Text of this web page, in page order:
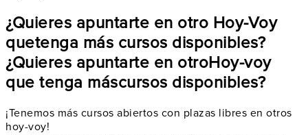
¿Quieres apuntarte en otro Hoy-Voy
quetenga más cursos disponibles?
¿Quieres apuntarte en otroHoy-voy
que tenga máscursos disponibles?
¡Tenemos más cursos abiertos con plazas libres en otros
hoy-voy!